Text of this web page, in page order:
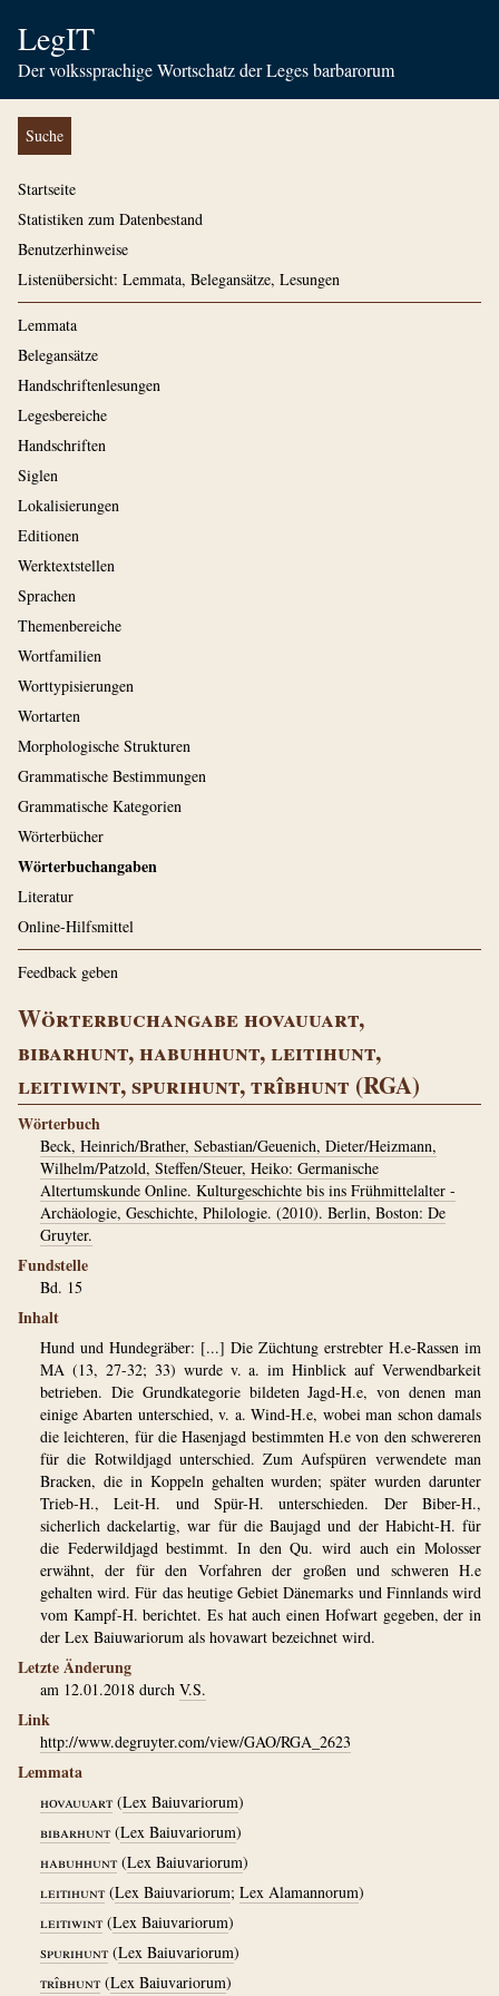
LegIT
Der volkssprachige Wortschatz der Leges barbarorum
Suche
Startseite
Statistiken zum Datenbestand
Benutzerhinweise
Listenübersicht: Lemmata, Belegansätze, Lesungen
Lemmata
Belegansätze
Handschriftenlesungen
Legesbereiche
Handschriften
Siglen
Lokalisierungen
Editionen
Werktextstellen
Sprachen
Themenbereiche
Wortfamilien
Worttypisierungen
Wortarten
Morphologische Strukturen
Grammatische Bestimmungen
Grammatische Kategorien
Wörterbücher
Wörterbuchangaben
Literatur
Online-Hilfsmittel
Feedback geben
Wörterbuchangabe hovauuart,
bibarhunt, habuhhunt, leitihunt,
leitiwint, spurihunt, trîbhunt (RGA)
Wörterbuch
Beck, Heinrich/Brather, Sebastian/Geuenich, Dieter/Heizmann,
Wilhelm/Patzold, Steffen/Steuer, Heiko: Germanische
Altertumskunde Online. Kulturgeschichte bis ins Frühmittelalter -
Archäologie, Geschichte, Philologie. (2010). Berlin, Boston: De
Gruyter.
Fundstelle
Bd. 15
Inhalt
Hund und Hundegräber: [...] Die Züchtung erstrebter H.e-Rassen im
MA (13, 27-32; 33) wurde v. a. im Hinblick auf Verwendbarkeit
betrieben. Die Grundkategorie bildeten Jagd-H.e, von denen man
einige Abarten unterschied, v. a. Wind-H.e, wobei man schon damals
die leichteren, für die Hasenjagd bestimmten H.e von den schwereren
für die Rotwildjagd unterschied. Zum Aufspüren verwendete man
Bracken, die in Koppeln gehalten wurden; später wurden darunter
Trieb-H., Leit-H. und Spür-H. unterschieden. Der Biber-H.,
sicherlich dackelartig, war für die Baujagd und der Habicht-H. für
die Federwildjagd bestimmt. In den Qu. wird auch ein Molosser
erwähnt, der für den Vorfahren der großen und schweren H.e
gehalten wird. Für das heutige Gebiet Dänemarks und Finnlands wird
vom Kampf-H. berichtet. Es hat auch einen Hofwart gegeben, der in
der Lex Baiuwariorum als hovawart bezeichnet wird.
Letzte Änderung
am 12.01.2018 durch V.S.
Link
http://www.degruyter.com/view/GAO/RGA_2623
Lemmata
hovauuart(Lex Baiuvariorum)
bibarhunt(Lex Baiuvariorum)
habuhhunt(Lex Baiuvariorum)
leitihunt(Lex Baiuvariorum; Lex Alamannorum)
leitiwint(Lex Baiuvariorum)
spurihunt(Lex Baiuvariorum)
trîbhunt(Lex Baiuvariorum)